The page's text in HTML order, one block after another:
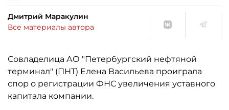
Дмитрий Маракулин
Все материалы автора
Совладелица АО "Петербургский нефтяной
терминал" (ПНТ) Елена Васильева проиграла
спор о регистрации ФНС увеличения уставного
капитала компании.